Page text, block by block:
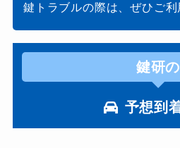
鍵トラブルの際は、ぜひご利
鍵研の
予想到